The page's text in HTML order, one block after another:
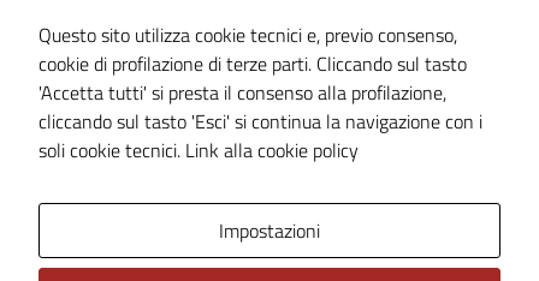
Dichiarazione di accessibilità Servizi
Whistleblowing
Piano di miglioramento del sito
Area riservata
Questo sito utilizza cookie tecnici e, previo consenso,
cookie di profilazione di terze parti. Cliccando sul tasto
'Accetta tutti' si presta il consenso alla profilazione,
cliccando sul tasto 'Esci' si continua la navigazione con i
soli cookie tecnici. Link alla cookie policy
Impostazioni